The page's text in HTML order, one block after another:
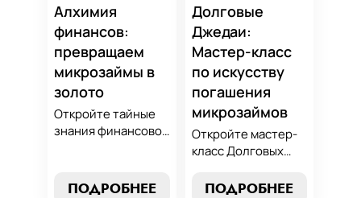
Алхимия
финансов:
превращаем
микрозаймы в
золото
Откройте тайные
знания финансовой
превращать
ПОДРОБНЕЕ
Долговые
Джедаи:
Мастер-класс
по искусству
погашения
микрозаймов
Откройте мастер-
класс Долговых
погашению
ПОДРОБНЕЕ